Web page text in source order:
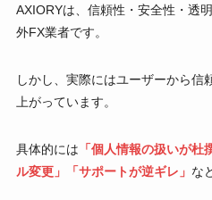
AXIORYは、信頼性・安全性・透
外FX業者です。
しかし、実際にはユーザーから信
上がっています。
具体的には 「個人情報の扱いが
ル変更」「サポートが逆ギレ」 な